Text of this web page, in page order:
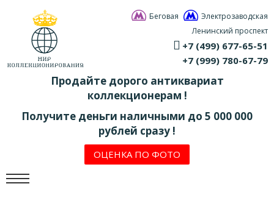
Беговая
Электрозаводская
Ленинский проспект
+7 (499) 677-65-51
+7 (999) 780-67-79
Продайте дорого антиквариат
коллекционерам !
Получите деньги наличными до 5 000 000
рублей сразу !
ОЦЕНКА ПО ФОТО